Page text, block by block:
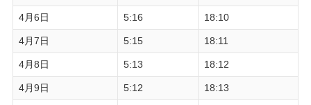
4月6日 5:16 18:10
4月7日 5:15 18:11
4月8日 5:13 18:12
4月9日 5:12 18:13